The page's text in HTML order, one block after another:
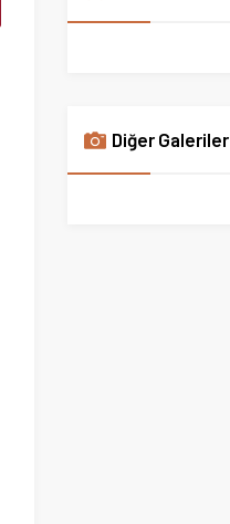
Diğer Galeriler